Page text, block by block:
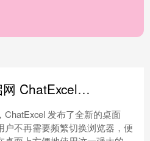
兴启网 ChatExcel全新桌面版上线，AI 智能提示词功能助力数据处理_用户_进行_分析
ChatExcel 发布了全新的桌面
户不再需要频繁切换浏览器，便